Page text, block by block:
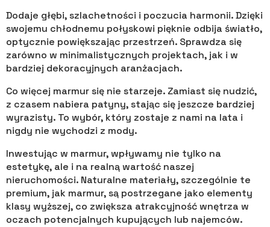
Dodaje głębi, szlachetności i poczucia harmonii. Dzięki
swojemu chłodnemu połyskowi pięknie odbija światło,
optycznie powiększając przestrzeń. Sprawdza się
zarówno w minimalistycznych projektach, jak i w
bardziej dekoracyjnych aranżacjach.
Co więcej marmur się nie starzeje. Zamiast się nudzić,
z czasem nabiera patyny, stając się jeszcze bardziej
wyrazisty. To wybór, który zostaje z nami na lata i
nigdy nie wychodzi z mody.
Inwestując w marmur, wpływamy nie tylko na
estetykę, ale i na realną wartość naszej
nieruchomości. Naturalne materiały, szczególnie te
premium, jak marmur, są postrzegane jako elementy
klasy wyższej, co zwiększa atrakcyjność wnętrza w
oczach potencjalnych kupujących lub najemców.